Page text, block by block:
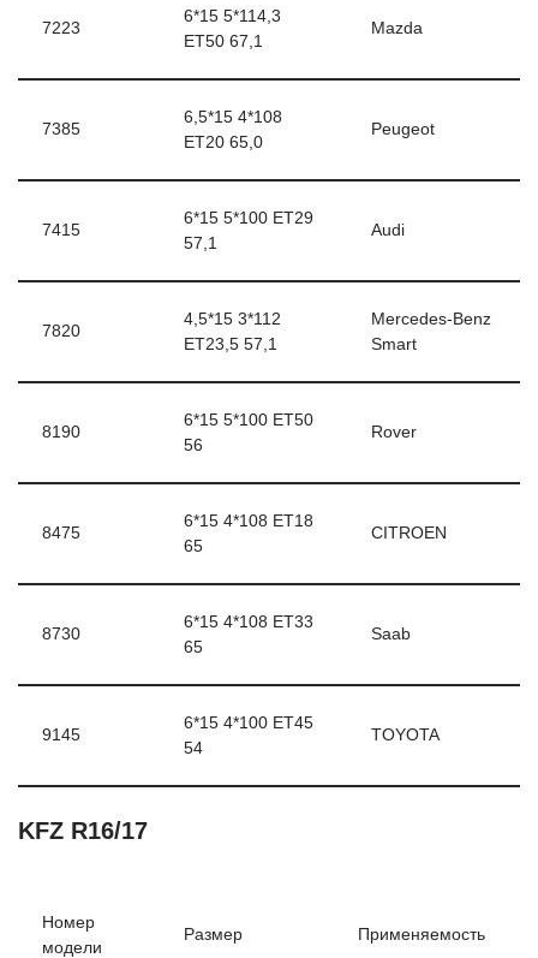
7223
6*15 5*114,3
ЕТ50 67,1
Mazda
7385
6,5*15 4*108
ЕТ20 65,0
Peugeot
7415
6*15 5*100 ЕТ29
57,1
Audi
7820
4,5*15 3*112
ЕТ23,5 57,1
Mercedes-Benz
Smart
8190
6*15 5*100 ЕТ50
56
Rover
8475
6*15 4*108 ЕТ18
65
CITROEN
8730
6*15 4*108 ЕТ33
65
Saab
9145
6*15 4*100 ЕТ45
54
TOYOTA
KFZ R16/17
Номер
модели
Размер Применяемость